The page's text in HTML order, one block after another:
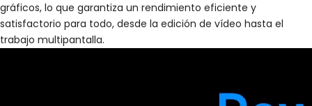
gráficos, lo que garantiza un rendimiento eficiente y
satisfactorio para todo, desde la edición de vídeo hasta el
trabajo multipantalla.